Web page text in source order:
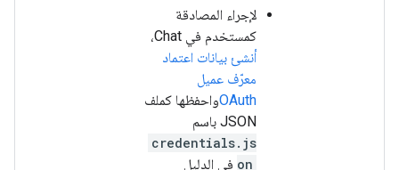
لإجراء المصادقة
كمستخدم في Chat،
أنشئ بيانات اعتماد
معرّف عميل
OAuthواحفظها كملف
JSON باسم
credentials.js
on في الدليل